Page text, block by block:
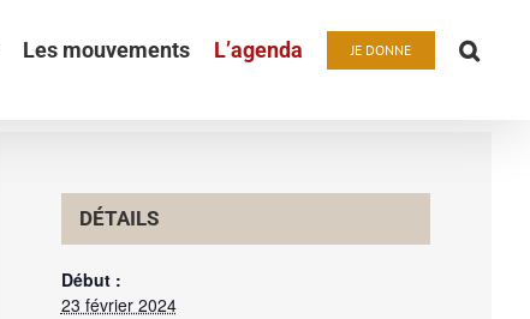
Les mouvements L’agenda JE DONNE
DÉTAILS
Début :
23 février 2024